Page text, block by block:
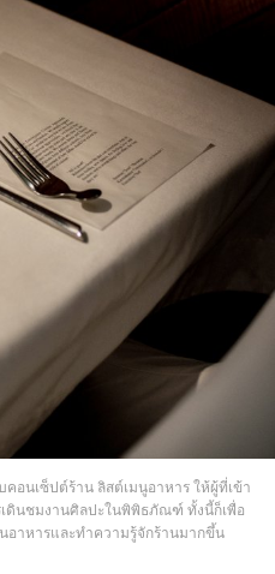
อนเซ็ปต์ร้าน ลิสต์เมนูอาหาร ให้ผู้ที่เข้า
เดินชมงานศิลปะในพิพิธภัณฑ์ ทั้งนี้ก็เพื่อ
อาหารและทำความรู้จักร้านมากขึ้น